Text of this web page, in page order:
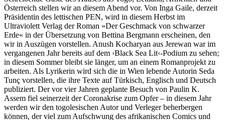
Österreich stellen wir an diesem Abend vor. Von Inga Gaile, derzeit
Präsidentin des lettischen PEN, wird in diesem Herbst im
Ultraviolett Verlag der Roman »Der Geschmack von schwarzer
Erde« in der Übersetzung von Bettina Bergmann erscheinen, den
wir in Auszügen vorstellen. Anush Kocharyan aus Jerewan war im
vergangenen Jahr bereits auf dem ›Black Sea Lit‹-Podium zu sehen;
in diesem Sommer bleibt sie länger, um an einem Romanprojekt zu
arbeiten. Als Lyrikerin wird sich die in Wien lebende Autorin Seda
Tunç vorstellen, die ihre Texte auf Türkisch, Englisch und Deutsch
publiziert. Der vor vier Jahren geplante Besuch von Paulin K.
Assem fiel seinerzeit der Coronakrise zum Opfer – in diesem Jahr
werden wir den togolesischen Autor und Verleger beherbergen
können, der viel zum Aufschwung des afrikanischen Comics und